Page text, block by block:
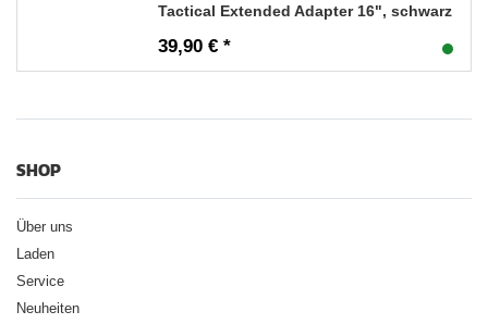
Tactical Extended Adapter 16", schwarz
39,90 € *
SHOP
Über uns
Laden
Service
Neuheiten